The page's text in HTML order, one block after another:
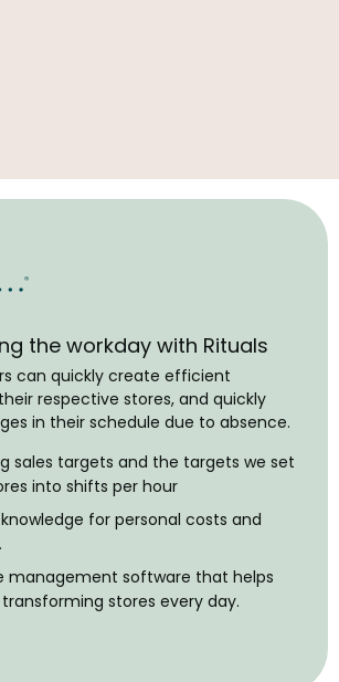
the workday with Rituals
can quickly create efficient
respective stores, and quickly
in their schedule due to absence.
sales targets and the targets we set
into shifts per hour
for personal costs and
management software that helps
stores every day.